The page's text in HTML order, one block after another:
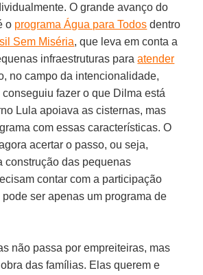
O grande avanço do
o programa Água para Todos dentro
Sem Miséria, que leva em conta a
infraestruturas paraatender
no campo da intencionalidade,
fazer o que Dilma está
Lula apoiava as cisternas, mas
com essas características. O
acertar o passo, ou seja,
construção das pequenas
contar com a participação
ser apenas um programa de
não passa por empreiteiras, mas
das famílias. Elas querem e